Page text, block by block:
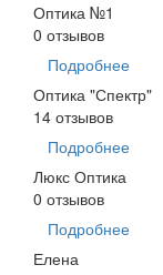
Оптика №1
0 отзывов
Подробнее
Оптика "Спектр"
14 отзывов
Подробнее
Люкс Оптика
0 отзывов
Подробнее
Елена